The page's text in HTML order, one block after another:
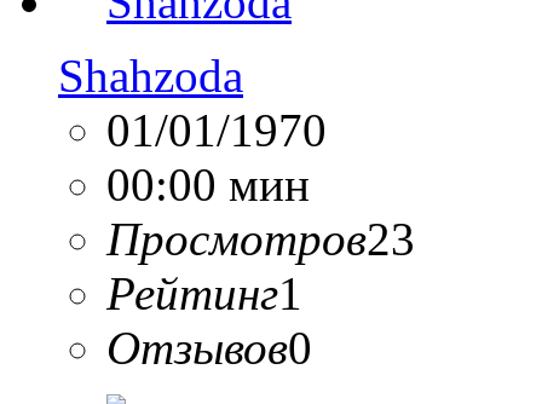
Shahzoda
01/01/1970
00:00 мин
Просмотров23
Рейтинг1
Отзывов0